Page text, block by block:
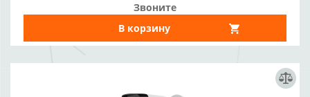
Звоните
В корзину